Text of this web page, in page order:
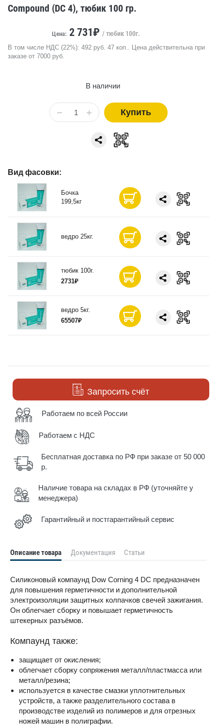
Compound (DC 4), тюбик 100 гр.
Цена: 2 731₽ / тюбик 100г.
В том числе НДС (22%): 492 руб. 47 коп.. Цена действительна при
заказе от 7000 руб.
В наличии
Купить
Вид фасовки:
Бочка
199,5кг
ведро 25кг.
тюбик 100г.
2731₽
ведро 5кг.
65507₽
Запросить счёт
Работаем по всей России
Работаем с НДС
Бесплатная доставка по РФ при заказе от 50 000
р.
Наличие товара на складах в РФ (уточняйте у
менеджера)
Гарантийный и постгарантийный сервис
Описание товара Документация Статьи
Силиконовый компаунд Dow Corning 4 DC предназначен
для повышения герметичности и дополнительной
электроизоляции защитных колпачков свечей зажигания.
Он облегчает сборку и повышает герметичность
штекерных разъёмов.
Компаунд также:
защищает от окисления;
облегчает сборку сопряжения металл/пластмасса или
металл/резина;
используется в качестве смазки уплотнительных
устройств, а также разделительного состава в
производстве изделий из полимеров и для отрезных
ножей машин в полиграфии.